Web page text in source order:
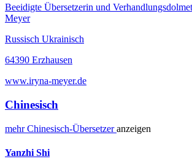
Beeidigte Übersetzerin und
Meyer
Russisch Ukrainisch
64390 Erzhausen
www.iryna-meyer.de
Chinesisch
mehrChinesisch-Übersetzeranzeigen
Yanzhi Shi